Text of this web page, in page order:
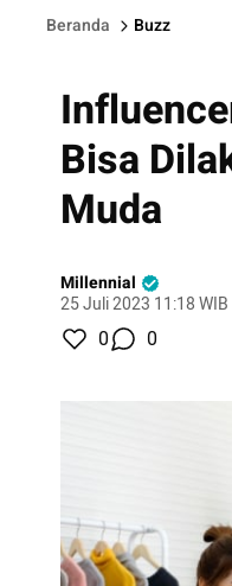
Beranda Buzz
Bisa
Muda
Millennial
25 Juli 2023 11:18 WIB
0 0